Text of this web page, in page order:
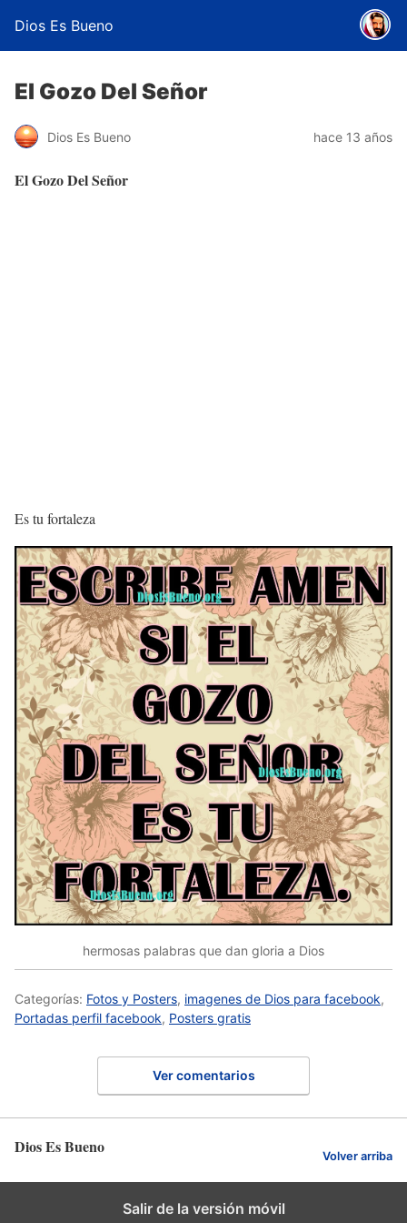
Dios Es Bueno
El Gozo Del Señor
Dios Es Bueno hace 13 años
El Gozo Del Señor
Es tu fortaleza
hermosas palabras que dan gloria a Dios
Categorías: Fotos y Posters, imagenes de Dios para facebook,
Portadas perfil facebook, Posters gratis
Ver comentarios
Dios Es Bueno Volver arriba
Salir de la versión móvil